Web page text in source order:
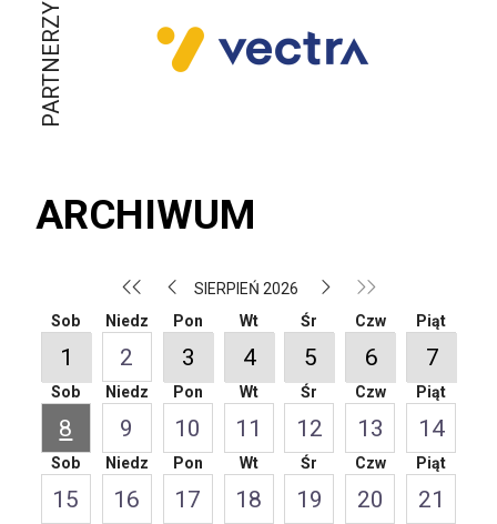
PARTNERZY
ARCHIWUM
SIERPIEŃ 2026
Sob
1
Niedz
2
Pon
3
Wt
4
Śr
5
Czw
6
Piąt
7
Sob
8
Niedz
9
Pon
10
Wt
11
Śr
12
Czw
13
Piąt
14
Sob
15
Niedz
16
Pon
17
Wt
18
Śr
19
Czw
20
Piąt
21